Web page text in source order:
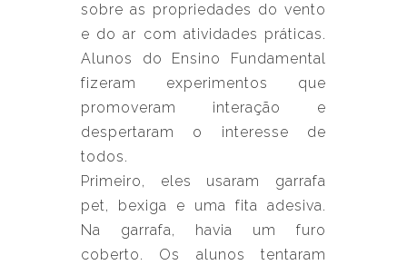
sobre as propriedades do vento
e do ar com atividades práticas.
Alunos do Ensino Fundamental
fizeram experimentos que
promoveram interação e
despertaram o interesse de
todos.
Primeiro, eles usaram garrafa
pet, bexiga e uma fita adesiva.
Na garrafa, havia um furo
coberto. Os alunos tentaram